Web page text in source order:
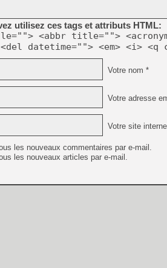
utilisez ces tags et attributs HTML:
<abbr title="">
datetime=""> <em> <i>
Votre nom *
Votre adresse
Votre site
les nouveaux commentaires par e-mail.
les nouveaux articles par e-mail.